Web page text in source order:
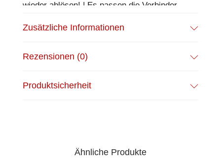
wieder ablösen! | Es passen die Verbinder
Anschlusskabel beidseitig
EPREL Datenblatt:
Zusätzliche Informationen
Rezensionen (0)
Produktsicherheit
Ähnliche Produkte